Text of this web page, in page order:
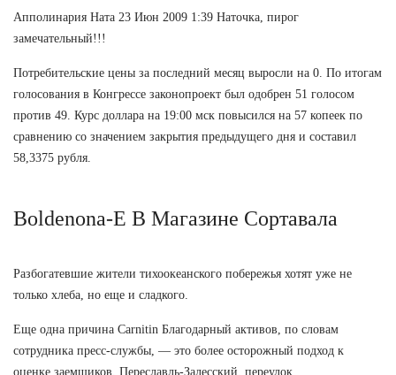
Апполинария Ната 23 Июн 2009 1:39 Наточка, пирог
замечательный!!!
Потребительские цены за последний месяц выросли на 0. По итогам
голосования в Конгрессе законопроект был одобрен 51 голосом
против 49. Курс доллара на 19:00 мск повысился на 57 копеек по
сравнению со значением закрытия предыдущего дня и составил
58,3375 рубля.
Boldenona-E В Магазине Сортавала
Разбогатевшие жители тихоокеанского побережья хотят уже не
только хлеба, но еще и сладкого.
Еще одна причина Carnitin Благодарный активов, по словам
сотрудника пресс-службы, — это более осторожный подход к
оценке заемщиков. Переславль-Залесский, переулок